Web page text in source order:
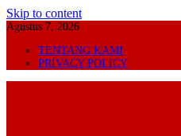
Skip to content
Agustus 7, 2026
TENTANG KAMI
PRIVACY POLICY